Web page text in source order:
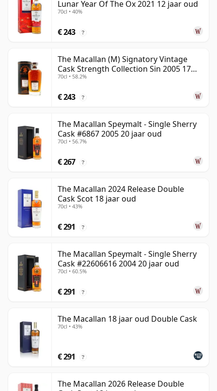
Lunar Year Of The Ox 2021 12 jaar oud
70cl • 40%
€ 243 ?
The Macallan (M) Signatory Vintage
Cask Strength Collection Sin 2005 17
jaar oud
70cl • 58.2%
€ 243 ?
The Macallan Speymalt - Single Sherry
Cask #6867 2005 20 jaar oud
70cl • 56.7%
€ 267 ?
The Macallan 2024 Release Double
Cask Scot 18 jaar oud
70cl • 43%
€ 291 ?
The Macallan Speymalt - Single Sherry
Cask #22606616 2004 20 jaar oud
70cl • 60.5%
€ 291 ?
The Macallan 18 jaar oud Double Cask
70cl • 43%
€ 291 ?
The Macallan 2026 Release Double